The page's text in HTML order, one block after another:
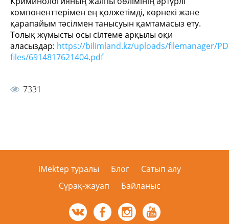
компоненттерімен ең қолжетімді, көрнекі және
қарапайым тәсілмен танысуын қамтамасыз ету.
Толық жұмысты осы сілтеме арқылы оқи
аласыздар: https://bilimland.kz/uploads/filemanager/
files/6914817621404.pdf
7331
iMektep туралы Блог
Сатып алу
Сұрақ-жауап
Байланыс